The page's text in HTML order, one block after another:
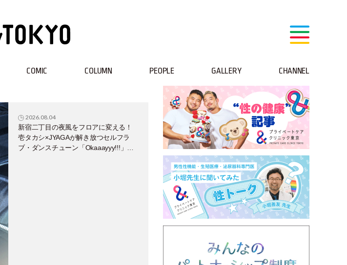
COMIC COLUMN PEOPLE GALLERY CHANNEL
2026.08.04
新宿二丁目の夜風をフロアに変える！
壱タカシ×JYAGAが解き放つセルフラ
ブ・ダンスチューン「Okaaayyy!!!」が